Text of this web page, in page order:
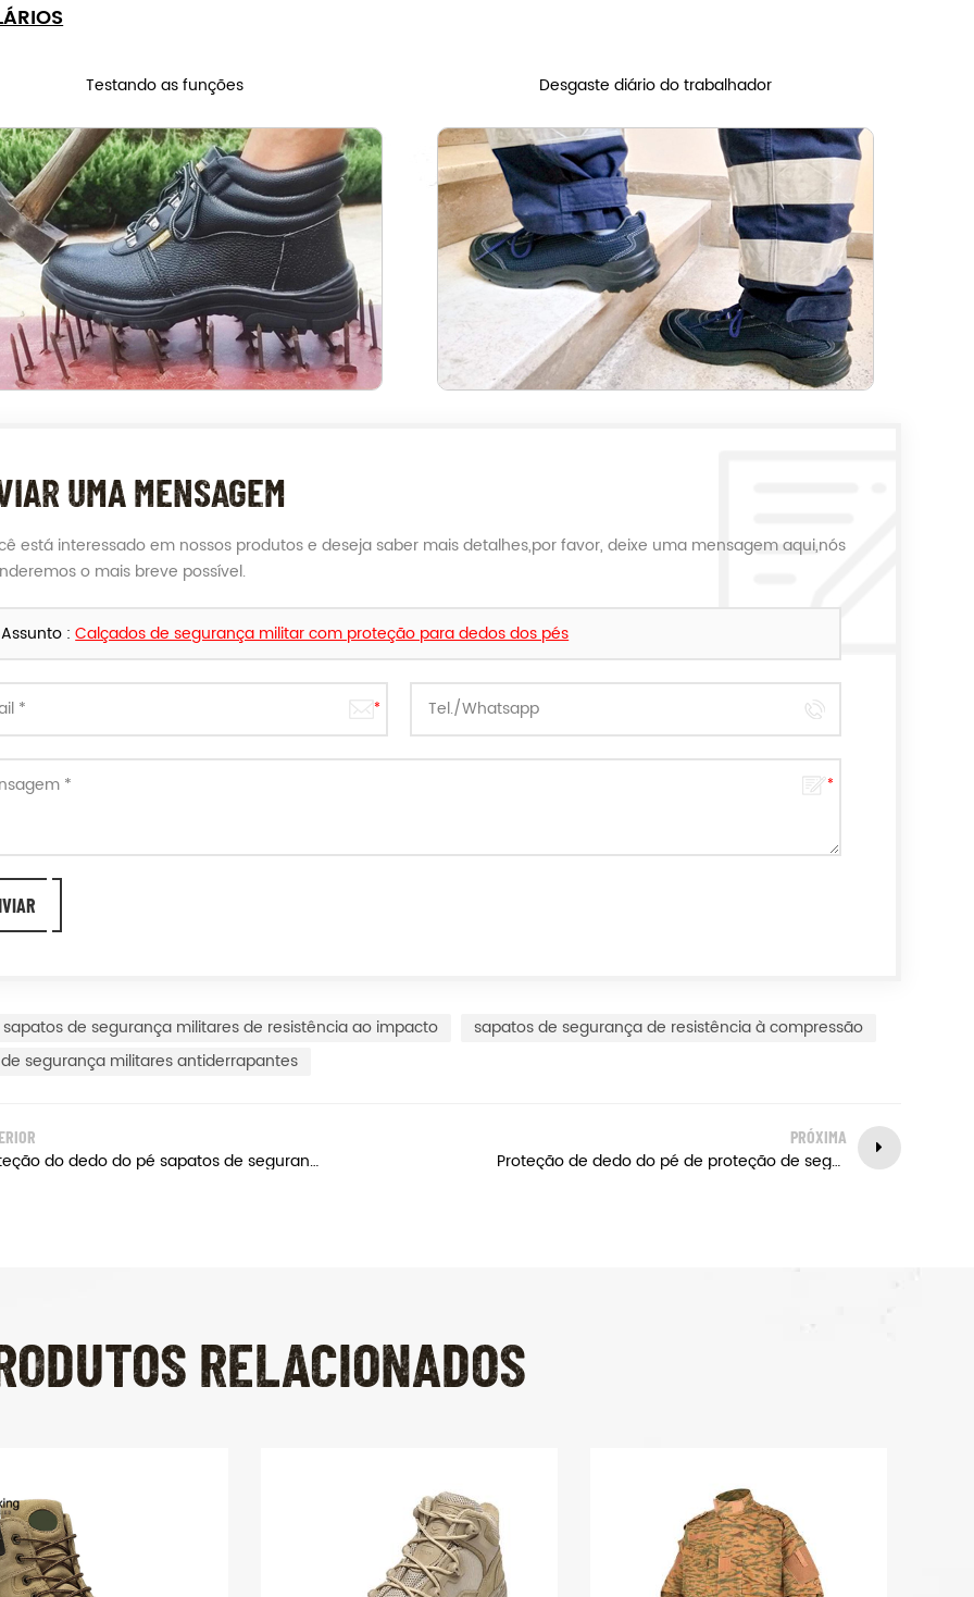
Testando as funções Desgaste diário do trabalhador
UMA MENSAGEM
está interessado em nossos produtos e deseja saber mais detalhes,por favor, deixe uma mensagem aqui,nós
o mais breve possível.
Assunto :Calçados de segurança militar com proteção para dedos dos pés
sapatos de segurança militares de resistência ao impacto
sapatos de segurança de resistência à compressão
segurança militares antiderrapantes
Proteção do dedo do pé sapatos de segurança militar
PRÓXIMA
Proteção de dedo do pé de proteção de segurança do trabalho sapatos
RELACIONADOS